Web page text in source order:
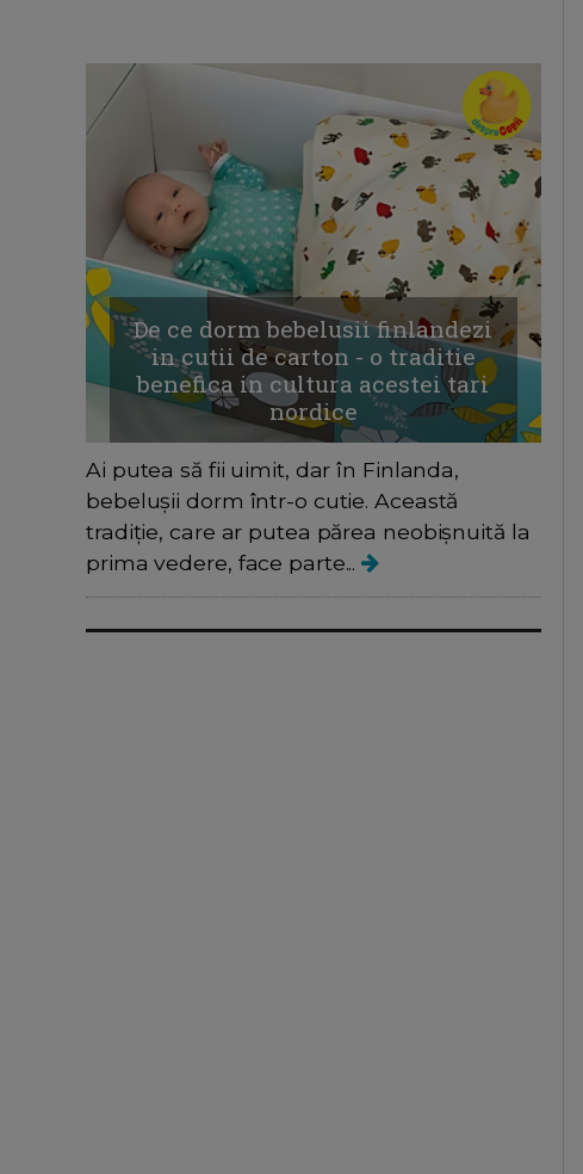
De ce dorm bebelusii finlandezi
in cutii de carton - o traditie
benefica in cultura acestei tari
nordice
Ai putea să fii uimit, dar în Finlanda,
bebelușii dorm într-o cutie. Această
tradiție, care ar putea părea neobișnuită la
prima vedere, face parte...